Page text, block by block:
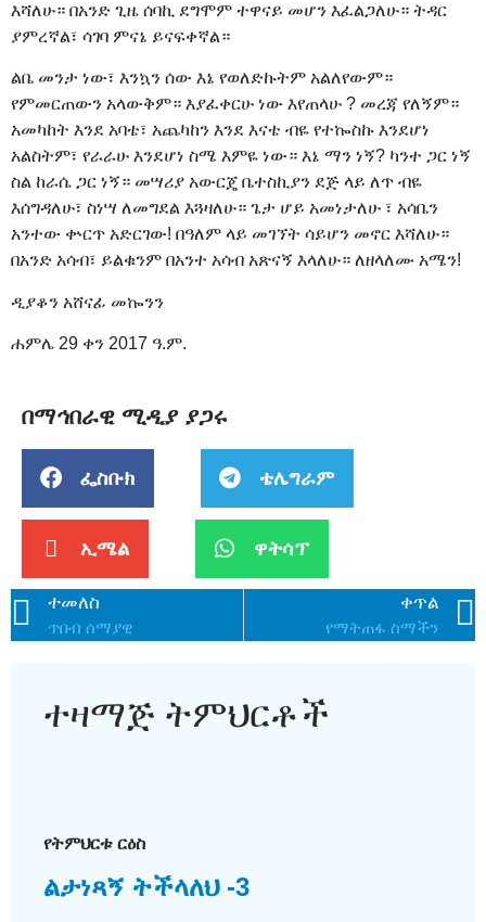
እሻለሁ። በአንድ ጊዜ ሰባኪ ደግሞም ተዋናይ መሆን እፈልጋለሁ። ትዳር
ያምረኛል፣ ሳገባ ምናኔ ይናፍቀኛል።
ልቤ መንታ ነው፣ እንኳን ሰው እኔ የወለድኩትም አልለየውም።
የምመርጠውን አላውቅም። እያፈቀርሁ ነው እየጠላሁ ? መረጃ የለኝም።
አመካከት እንደ አባቴ፣ አጨካከን እንደ እናቴ ብዬ የተኰስኩ እንደሆነ
አልስትም፣ የራራሁ እንደሆነ ስሜ እምዬ ነው። እኔ ማን ነኝ? ካንተ ጋር ነኝ
ስል ከራሴ ጋር ነኝ። መሣሪያ አውርጄ ቤተስኪያን ደጅ ላይ ለጥ ብዬ
እሰግዳለሁ፣ ስነሣ ለመግደል እጓዛለሁ። ጌታ ሆይ አመነታለሁ ፣ አሳቤን
አንተው ቍርጥ አድርገው! በዓለም ላይ መገኘት ሳይሆን መኖር እሻለሁ።
በአንድ አሳብ፣ ይልቁንም በአንተ አሳብ አጽናኝ እላለሁ። ለዘላለሙ አሜን!
ዲያቆን አሸናፊ መኰንን
ሐምሌ 29 ቀን 2017 ዓ.ም.
በማኅበራዊ ሚዲያ ያጋሩ
ፌስቡክ ቴሌግራም
ኢሜል ዋትሳፕ
ተመለስ
ጥበብ ሰማያዊ
ቀጥል
የማትጠፋ ስማችን
ተዛማጅ ትምህርቶች
የትምህርቱ ርዕስ
ልታነጻኝ ትችላለህ -3